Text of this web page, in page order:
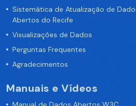
Sistemática de Atualização de
Abertos do Recife
Visualizações de Dados
Perguntas Frequentes
Agradecimentos
Manuais e Vídeos